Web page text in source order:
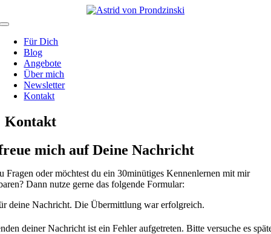
Inhalt
Toggle
NavigationFür Dich
Blog
Angebote
Über mich
Newsletter
Kontakt
Kontakt
mich auf Deine Nachricht
Fragen oder möchtest du ein 30minütiges Kennenlernen mit mir
Dann nutze gerne das folgende Formular:
deine Nachricht. Die Übermittlung war erfolgreich.
deiner Nachricht ist ein Fehler aufgetreten. Bitte versuche es